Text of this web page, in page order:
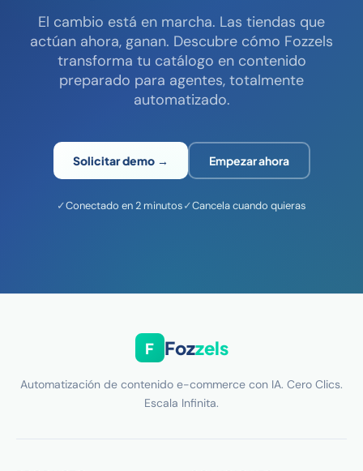
El cambio está en marcha. Las tiendas que
actúan ahora, ganan. Descubre cómo Fozzels
transforma tu catálogo en contenido
preparado para agentes, totalmente
automatizado.
Solicitar demo → Empezar ahora
✓Conectado en 2 minutos✓Cancela cuando quieras
F Fozzels
Automatización de contenido e-commerce con IA. Cero Clics.
Escala Infinita.